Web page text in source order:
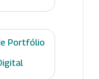
Portfólio